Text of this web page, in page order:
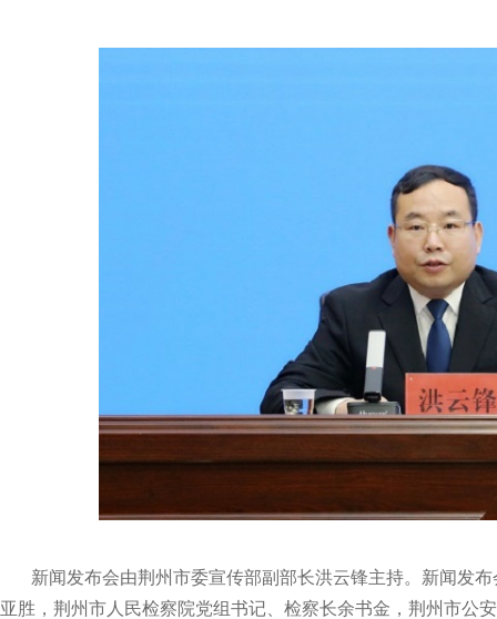
新闻发布会由荆州市委宣传部副部长洪云锋主持。 新闻发
亚胜，荆州市人民检察院党组书记、检察长余书金，荆州市公